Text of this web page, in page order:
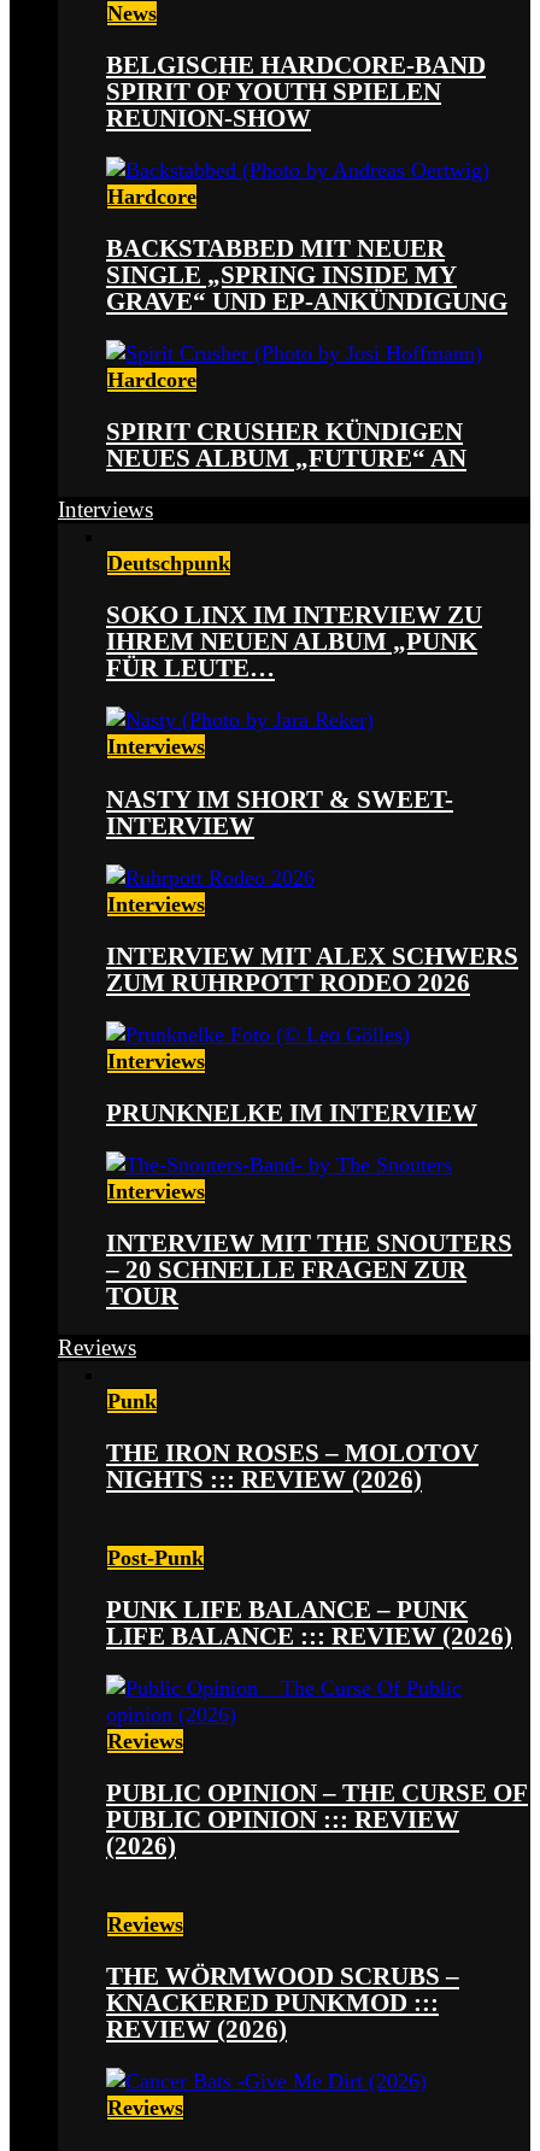
News
BELGISCHE HARDCORE-BAND
SPIRIT OF YOUTH SPIELEN
REUNION-SHOW
Hardcore
BACKSTABBED MIT NEUER
SINGLE „SPRING INSIDE MY
GRAVE“ UND EP-ANKÜNDIGUNG
Hardcore
SPIRIT CRUSHER KÜNDIGEN
NEUES ALBUM „FUTURE“ AN
Interviews
Deutschpunk
SOKO LINX IM INTERVIEW ZU
IHREM NEUEN ALBUM „PUNK
FÜR LEUTE…
Interviews
NASTY IM SHORT & SWEET-
INTERVIEW
Interviews
INTERVIEW MIT ALEX SCHWERS
ZUM RUHRPOTT RODEO 2026
Interviews
PRUNKNELKE IM INTERVIEW
Interviews
INTERVIEW MIT THE SNOUTERS
– 20 SCHNELLE FRAGEN ZUR
TOUR
Reviews
Punk
THE IRON ROSES – MOLOTOV
NIGHTS ::: REVIEW (2026)
Post-Punk
PUNK LIFE BALANCE – PUNK
LIFE BALANCE ::: REVIEW (2026)
Reviews
PUBLIC OPINION – THE CURSE OF
PUBLIC OPINION ::: REVIEW
(2026)
Reviews
THE WÖRMWOOD SCRUBS –
KNACKERED PUNKMOD :::
REVIEW (2026)
Reviews